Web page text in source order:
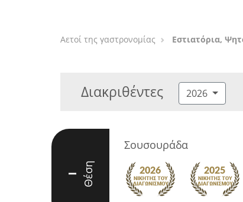
Αετοί της γαστρονομίας Εστιατόρια,
Διακριθέντες 2026
I Θέση
Σουσουράδα